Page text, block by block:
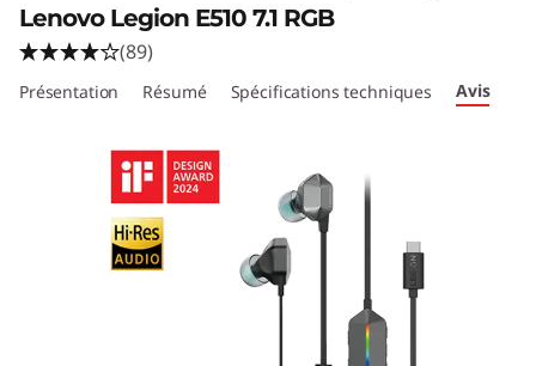
Lenovo Legion E510 7.1 RGB
(89)
Présentation Résumé Spécifications techniques Avis